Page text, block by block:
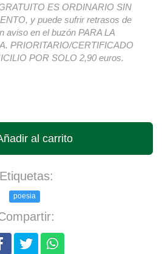
ES ORDINARIO SIN
y puede sufrir retrasos de
aviso en el buzón PARA LA
PRIORITARIO/CERTIFICADO
POR SOLO 2,90 euros.
al carrito
Etiquetas:
poesia